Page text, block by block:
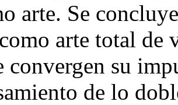
arte. Se
arte total de
convergen su
de lo